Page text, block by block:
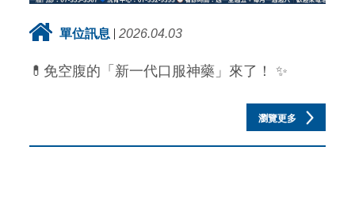
單位訊息 2026.04.03
💊免空腹的「新一代口服神藥」來了！ ✨
瀏覽更多